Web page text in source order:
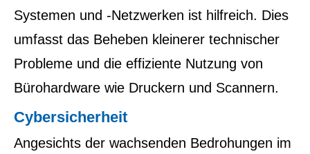
Systemen und -Netzwerken ist hilfreich. Dies
umfasst das Beheben kleinerer technischer
Probleme und die effiziente Nutzung von
Bürohardware wie Druckern und Scannern.
Cybersicherheit
Angesichts der wachsenden Bedrohungen im